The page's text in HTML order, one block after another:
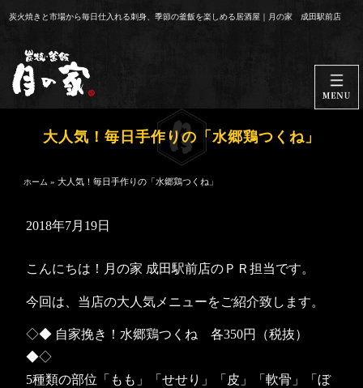
へ
炭火焼きと市場から毎日仕入れる刺身、季節の釜飯を楽しめる居酒屋｜月の家 成田駅前店
大人気！毎日手作りの「水郷鶏つくね」
ホーム »大人気！毎日手作りの「水郷鶏つくね」
2018年7月19日
こんにちは！月の家 成田駅前店のＰＲ担当です。
今回は、当店の大人気メニューをご紹介致します。
◇◆ 自家挽き！水郷鶏つくね 各350円（税抜）
◆◇
5種類の部位「もも」「せせり」「皮」「軟骨」「ぼ